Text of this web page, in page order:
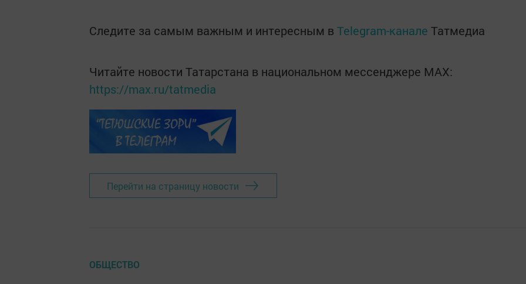
Следите за самым важным и интересным в Telegram-канале Татмедиа
Читайте новости Татарстана в национальном мессенджере MАХ:
https://max.ru/tatmedia
Перейти на страницу новости
ОБЩЕСТВО